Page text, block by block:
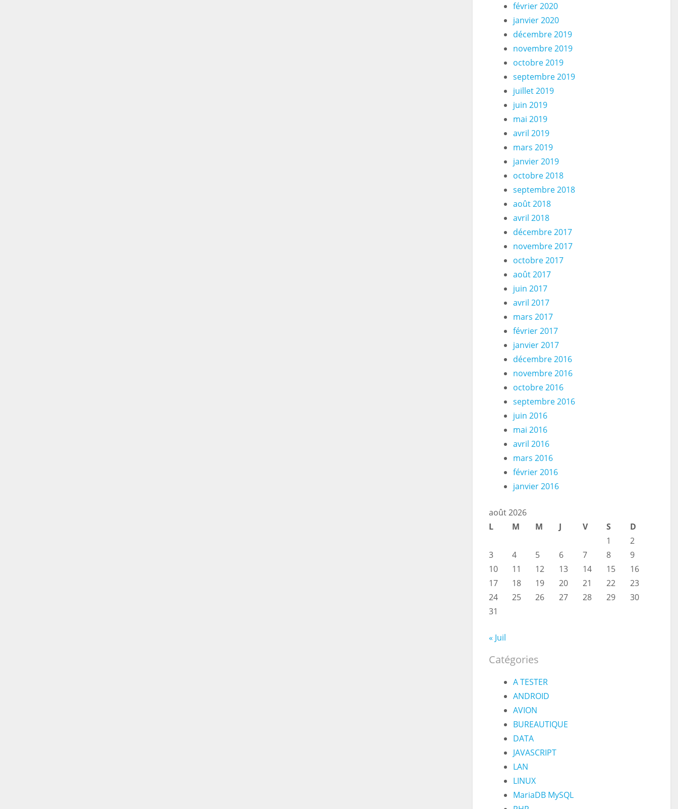
février 2020
janvier 2020
décembre 2019
novembre 2019
octobre 2019
septembre 2019
juillet 2019
juin 2019
mai 2019
avril 2019
mars 2019
janvier 2019
octobre 2018
septembre 2018
août 2018
avril 2018
décembre 2017
novembre 2017
octobre 2017
août 2017
juin 2017
avril 2017
mars 2017
février 2017
janvier 2017
décembre 2016
novembre 2016
octobre 2016
septembre 2016
juin 2016
mai 2016
avril 2016
mars 2016
février 2016
janvier 2016
août 2026
L
M M J V S
D
1
2
3
4 5 6 7 8
9
10
11 12 13 14 15
16
17
18 19 20 21 22
23
24
25 26 27 28 29
30
31
« Juil
Catégories
A TESTER
ANDROID
AVION
BUREAUTIQUE
DATA
JAVASCRIPT
LAN
LINUX
MariaDB MySQL